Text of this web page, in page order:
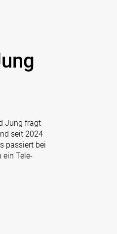
Jung fragt
seit 2024
passiert bei
ein Tele-